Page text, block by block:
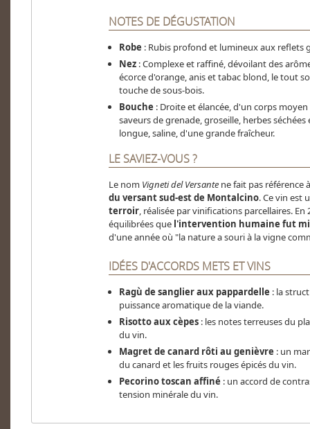
NOTES DE DÉGUSTATION
Robe : Rubis profond et lumineux aux reflets
Nez: Complexe et raffiné, dévoilant des
écorce d'orange, anis et tabac blond, le tout
touche de sous-bois.
Bouche : Droite et élancée, d'un corps
saveurs de grenade, groseille, herbes
longue, saline, d'une grande fraîcheur.
LE SAVIEZ-VOUS ?
Le nom Vigneti del Versantene fait pas référence
du versant sud-est de Montalcino. Ce vin est
terroir, réalisée par vinifications parcellaires.
équilibrées que l'intervention humaine fut
d'une année où "la nature a souri à la vigne
IDÉES D'ACCORDS METS ET VINS
Ragù de sanglier aux pappardelle : la
puissance aromatique de la viande.
Risotto aux cèpes: les notes terreuses du
du vin.
Magret de canard rôti au genièvre : un
du canard et les fruits rouges épicés du vin.
Pecorino toscan affiné : un accord de
tension minérale du vin.